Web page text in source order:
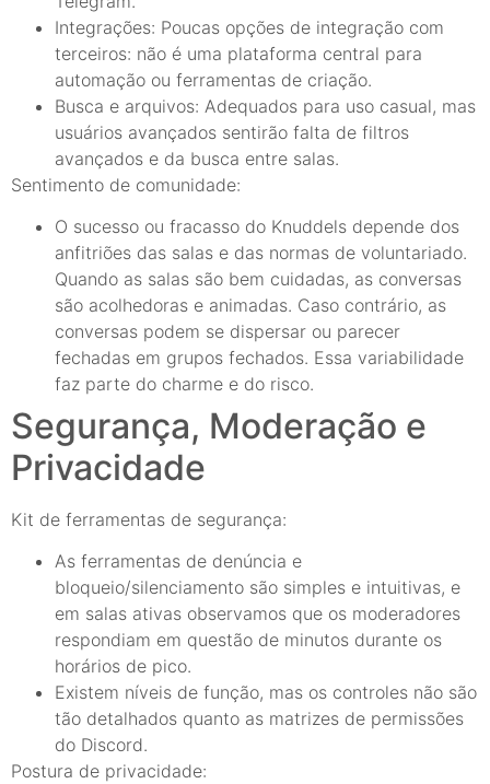
Integrações: Poucas opções de integração com
terceiros: não é uma plataforma central para
automação ou ferramentas de criação.
Busca e arquivos: Adequados para uso casual, mas
usuários avançados sentirão falta de filtros
avançados e da busca entre salas.
Sentimento de comunidade:
O sucesso ou fracasso do Knuddels depende dos
anfitriões das salas e das normas de voluntariado.
Quando as salas são bem cuidadas, as conversas
são acolhedoras e animadas. Caso contrário, as
conversas podem se dispersar ou parecer
fechadas em grupos fechados. Essa variabilidade
faz parte do charme e do risco.
Segurança, Moderação e
Privacidade
Kit de ferramentas de segurança:
As ferramentas de denúncia e
bloqueio/silenciamento são simples e intuitivas, e
em salas ativas observamos que os moderadores
respondiam em questão de minutos durante os
horários de pico.
Existem níveis de função, mas os controles não são
tão detalhados quanto as matrizes de permissões
do Discord.
Postura de privacidade: